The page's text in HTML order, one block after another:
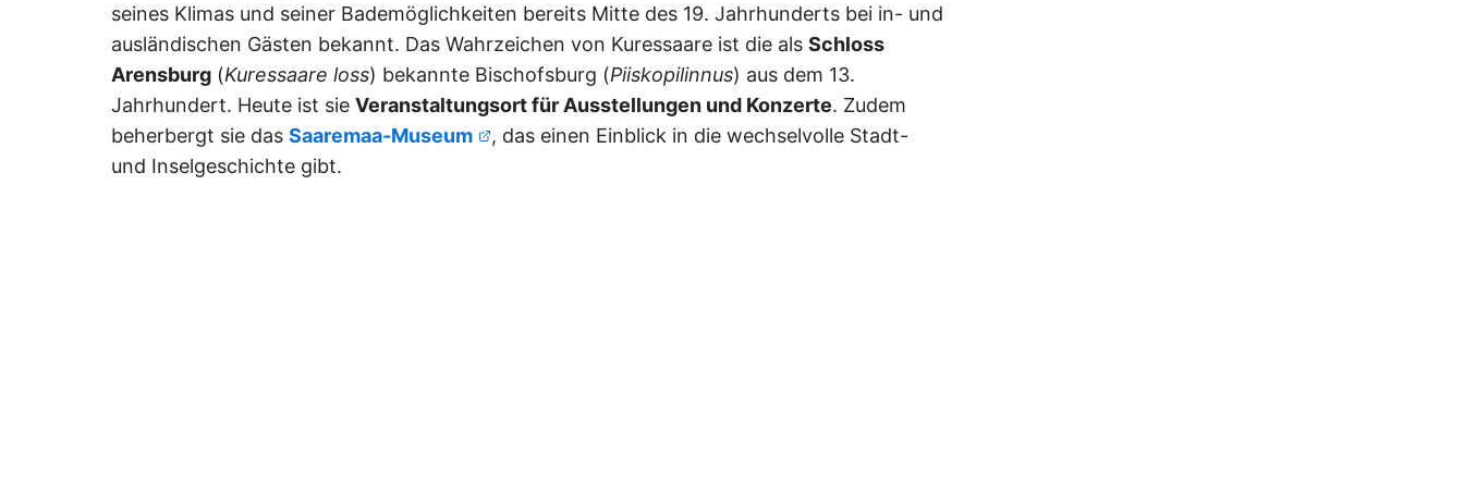
seines Klimas und seiner Bademöglichkeiten bereits Mitte des 19. Jahrhunderts bei in- und
ausländischen Gästen bekannt. Das Wahrzeichen von Kuressaare ist die als Schloss
Arensburg (Kuressaare loss) bekannte Bischofsburg (Piiskopilinnus) aus dem 13.
Jahrhundert. Heute ist sie Veranstaltungsort für Ausstellungen und Konzerte. Zudem
beherbergt sie das Saaremaa-Museum
, das einen Einblick in die wechselvolle Stadt-
und Inselgeschichte gibt.